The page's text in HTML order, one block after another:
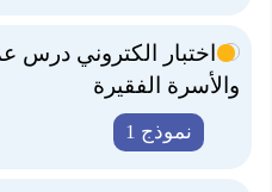
اختبار الكتروني درس
والأسرة الفقيرة
نموذج 1